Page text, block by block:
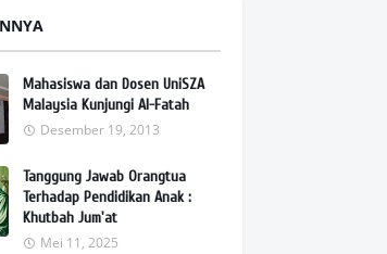
Mahasiswa dan Dosen UniSZA
Malaysia Kunjungi Al-Fatah
Desember 19, 2013
Tanggung Jawab Orangtua
Terhadap Pendidikan Anak :
Khutbah Jum'at
Mei 11, 2025